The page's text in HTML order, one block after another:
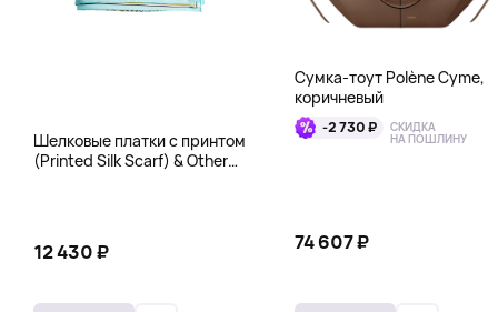
Шелковые платки с принтом
(Printed Silk Scarf) & Other
12 430 ₽
Сумка-тоут Polène Cyme,
коричневый
-2 730 ₽ СКИДКА
НА ПОШЛИНУ
74 607 ₽